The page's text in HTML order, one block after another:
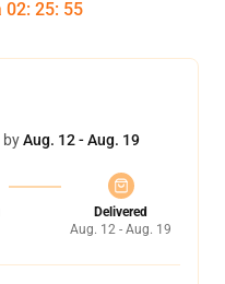
02: 25: 54
byAug. 12 - Aug. 19
Delivered
Aug. 12 - Aug. 19